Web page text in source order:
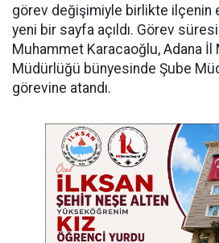
görev değişimiyle birlikte ilçenin
yeni bir sayfa açıldı. Görev
Muhammet Karacaoğlu, Adana İl
Müdürlüğü bünyesinde Şube
görevine atandı.